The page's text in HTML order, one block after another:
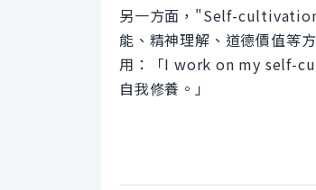
另一方面，"Self-
能、精神理解、道德價值等
用：「I work on my self-
自我修養。」